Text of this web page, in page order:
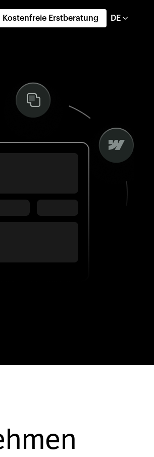
Kostenfreie Erstberatung DE